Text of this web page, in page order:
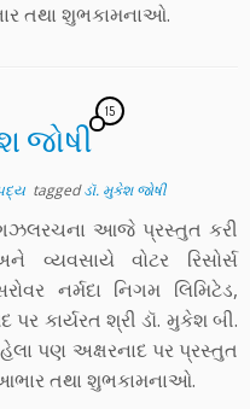
તથા શુભકામનાઓ.
જોષી
15
taggedડૉ. મુકેશ જોષી
આજે પ્રસ્તુત કરી
વોટર રિસોર્સ
નર્મદા નિગમ લિમિટેડ,
કાર્યરત શ્રી ડૉ. મુકેશ બી.
પણ અક્ષરનાદ પર પ્રસ્તુત
તથા શુભકામનાઓ.